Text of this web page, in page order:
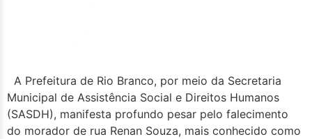
A Prefeitura de Rio Branco, por meio da Secretaria
Municipal de Assistência Social e Direitos Humanos
(SASDH), manifesta profundo pesar pelo falecimento
do morador de rua Renan Souza, mais conhecido como